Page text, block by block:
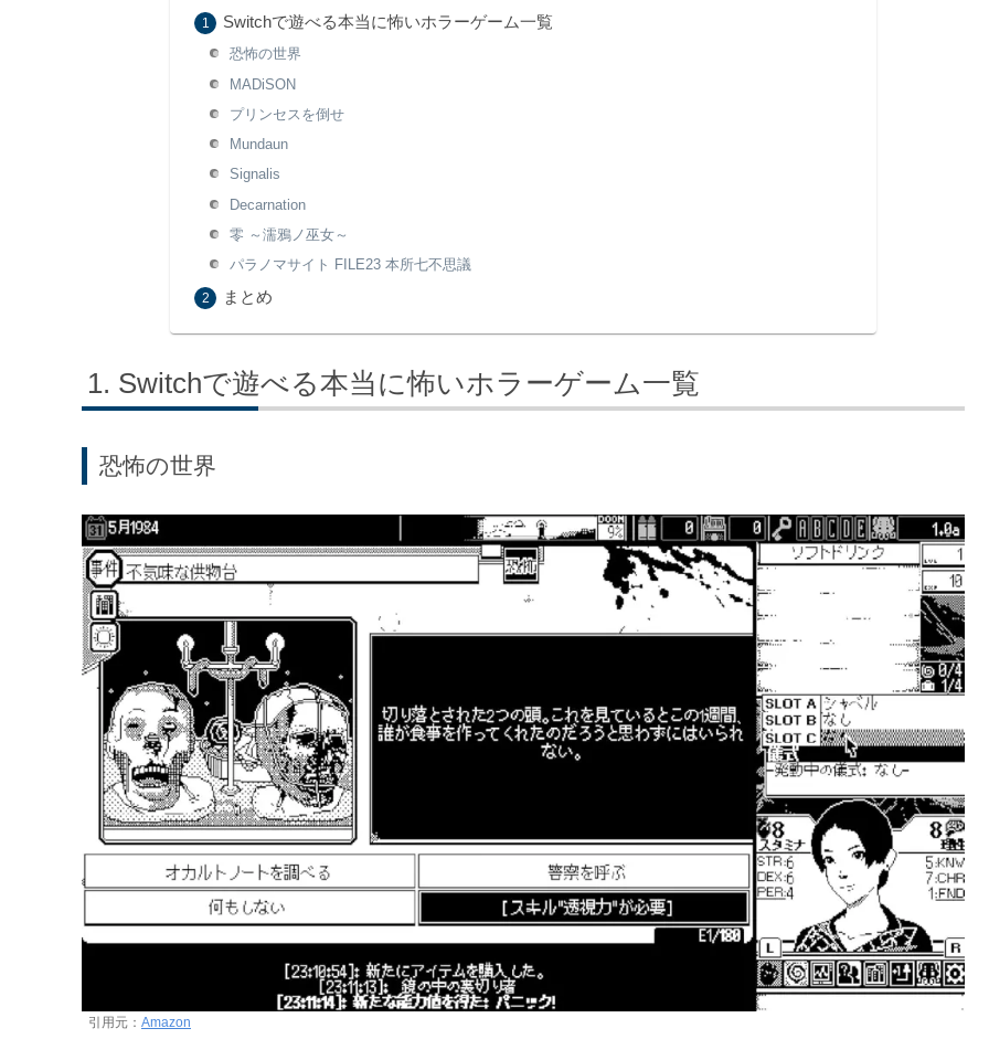
Switchで遊べる本当に怖いホラーゲーム一覧
恐怖の世界
MADiSON
プリンセスを倒せ
Mundaun
Signalis
Decarnation
零 ～濡鴉ノ巫女～
パラノマサイト FILE23 本所七不思議
まとめ
Switchで遊べる本当に怖いホラーゲーム一覧
恐怖の世界
引用元： Amazon